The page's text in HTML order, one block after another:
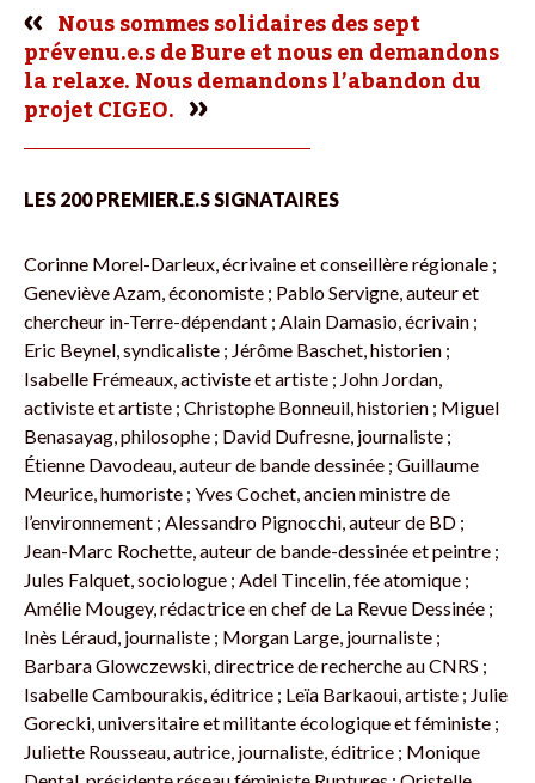
Nous sommes solidaires des sept
prévenu.e.s de Bure et nous en demandons
la relaxe. Nous demandons l’abandon du
projet CIGEO.
LES 200 PREMIER.E.S SIGNATAIRES
Corinne Morel-Darleux, écrivaine et conseillère régionale ;
Geneviève Azam, économiste ; Pablo Servigne, auteur et
chercheur in-Terre-dépendant ; Alain Damasio, écrivain ;
Eric Beynel, syndicaliste ; Jérôme Baschet, historien ;
Isabelle Frémeaux, activiste et artiste ; John Jordan,
activiste et artiste ; Christophe Bonneuil, historien ; Miguel
Benasayag, philosophe ; David Dufresne, journaliste ;
Étienne Davodeau, auteur de bande dessinée ; Guillaume
Meurice, humoriste ; Yves Cochet, ancien ministre de
l’environnement ; Alessandro Pignocchi, auteur de BD ;
Jean-Marc Rochette, auteur de bande-dessinée et peintre ;
Jules Falquet, sociologue ; Adel Tincelin, fée atomique ;
Amélie Mougey, rédactrice en chef de La Revue Dessinée ;
Inès Léraud, journaliste ; Morgan Large, journaliste ;
Barbara Glowczewski, directrice de recherche au CNRS ;
Isabelle Cambourakis, éditrice ; Leïa Barkaoui, artiste ; Julie
Gorecki, universitaire et militante écologique et féministe ;
Juliette Rousseau, autrice, journaliste, éditrice ; Monique